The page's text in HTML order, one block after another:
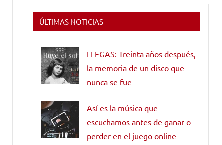
ÚLTIMAS NOTICIAS
LLEGAS: Treinta años después,
la memoria de un disco que
nunca se fue
Así es la música que
escuchamos antes de ganar o
perder en el juego online